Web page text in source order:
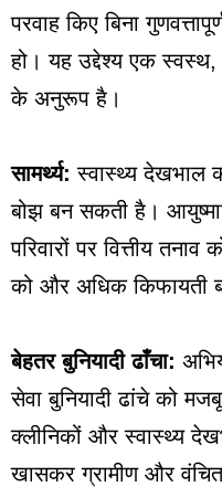
परवाह किए बिना
हो। यह उद्देश्य एक
के अनुरूप है।
सामर्थ्य: स्वास्थ्य देखभाल
बोझ बन सकती है।
परिवारों पर वित्तीय
को और अधिक किफायती
बेहतर बुनियादी ढाँचा:
सेवा बुनियादी ढांचे को
क्लीनिकों और स्वास्थ्य
खासकर ग्रामीण और वंचित